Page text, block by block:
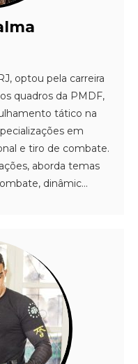
optou pela carreira
quadros da PMDF,
tático na
em
e tiro de combate.
aborda temas
dinâmic...